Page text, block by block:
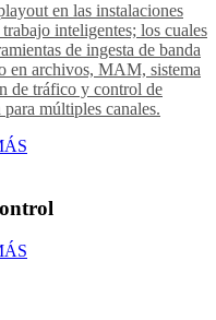
en las instalaciones
inteligentes; los cuales
de ingesta de banda
en archivos, MAM, sistema
de tráfico y control de
múltiples canales.